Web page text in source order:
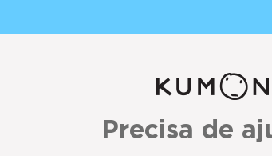
Precisa de